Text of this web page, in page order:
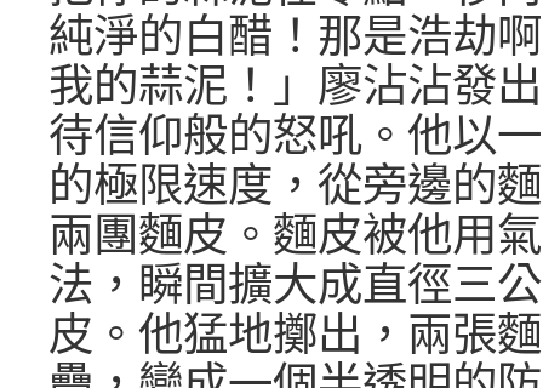
純淨的白醋！那是浩劫
我的蒜泥！」廖沾沾發
待信仰般的怒吼。他以
的極限速度，從旁邊的
兩團麵皮。麵皮被他用
法，瞬間擴大成直徑三
皮。他猛地擲出，兩張